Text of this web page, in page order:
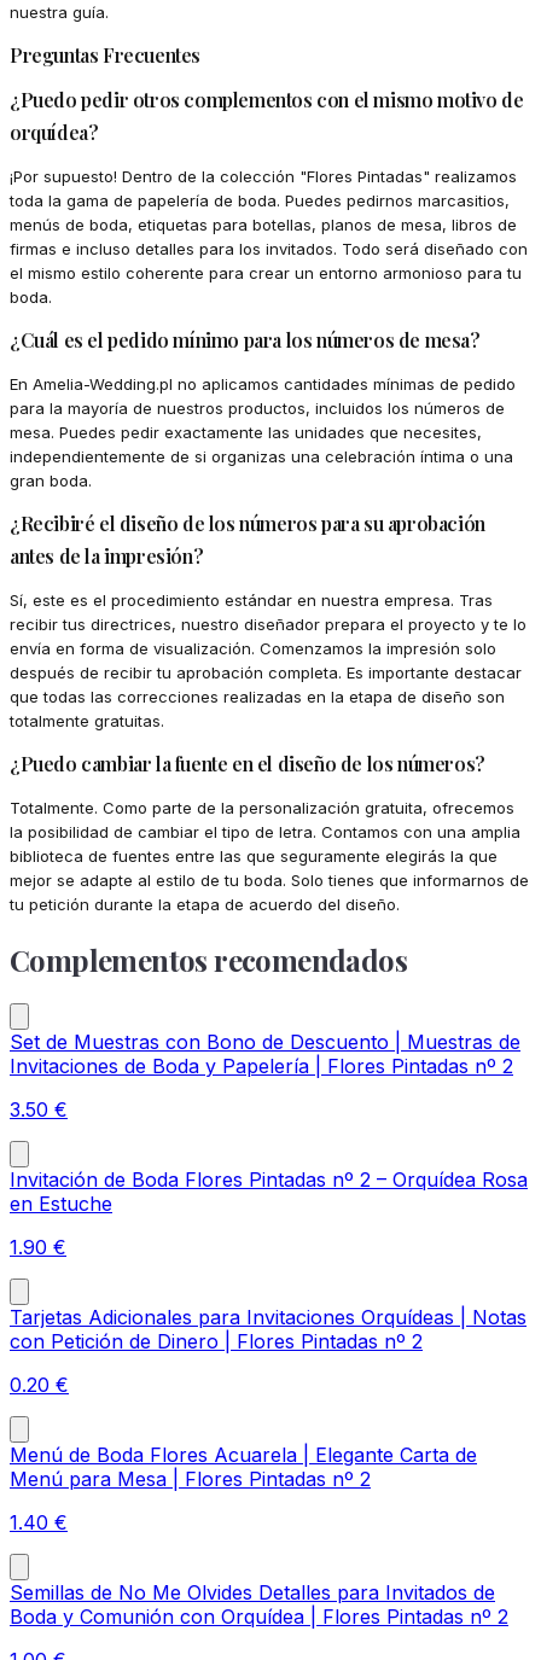
nuestra guía.
Preguntas Frecuentes
¿Puedo pedir otros complementos con el mismo motivo de
orquídea?
¡Por supuesto! Dentro de la colección "Flores Pintadas" realizamos
toda la gama de papelería de boda. Puedes pedirnos marcasitios,
menús de boda, etiquetas para botellas, planos de mesa, libros de
firmas e incluso detalles para los invitados. Todo será diseñado con
el mismo estilo coherente para crear un entorno armonioso para tu
boda.
¿Cuál es el pedido mínimo para los números de mesa?
En Amelia-Wedding.pl no aplicamos cantidades mínimas de pedido
para la mayoría de nuestros productos, incluidos los números de
mesa. Puedes pedir exactamente las unidades que necesites,
independientemente de si organizas una celebración íntima o una
gran boda.
¿Recibiré el diseño de los números para su aprobación
antes de la impresión?
Sí, este es el procedimiento estándar en nuestra empresa. Tras
recibir tus directrices, nuestro diseñador prepara el proyecto y te lo
envía en forma de visualización. Comenzamos la impresión solo
después de recibir tu aprobación completa. Es importante destacar
que todas las correcciones realizadas en la etapa de diseño son
totalmente gratuitas.
¿Puedo cambiar la fuente en el diseño de los números?
Totalmente. Como parte de la personalización gratuita, ofrecemos
la posibilidad de cambiar el tipo de letra. Contamos con una amplia
biblioteca de fuentes entre las que seguramente elegirás la que
mejor se adapte al estilo de tu boda. Solo tienes que informarnos de
tu petición durante la etapa de acuerdo del diseño.
Complementos recomendados
Set de Muestras con Bono de Descuento | Muestras de
Invitaciones de Boda y Papelería | Flores Pintadas nº 2
3.50 €
Invitación de Boda Flores Pintadas nº 2 – Orquídea Rosa
en Estuche
1.90 €
Tarjetas Adicionales para Invitaciones Orquídeas | Notas
con Petición de Dinero | Flores Pintadas nº 2
0.20 €
Menú de Boda Flores Acuarela | Elegante Carta de
Menú para Mesa | Flores Pintadas nº 2
1.40 €
Semillas de No Me Olvides Detalles para Invitados de
Boda y Comunión con Orquídea | Flores Pintadas nº 2